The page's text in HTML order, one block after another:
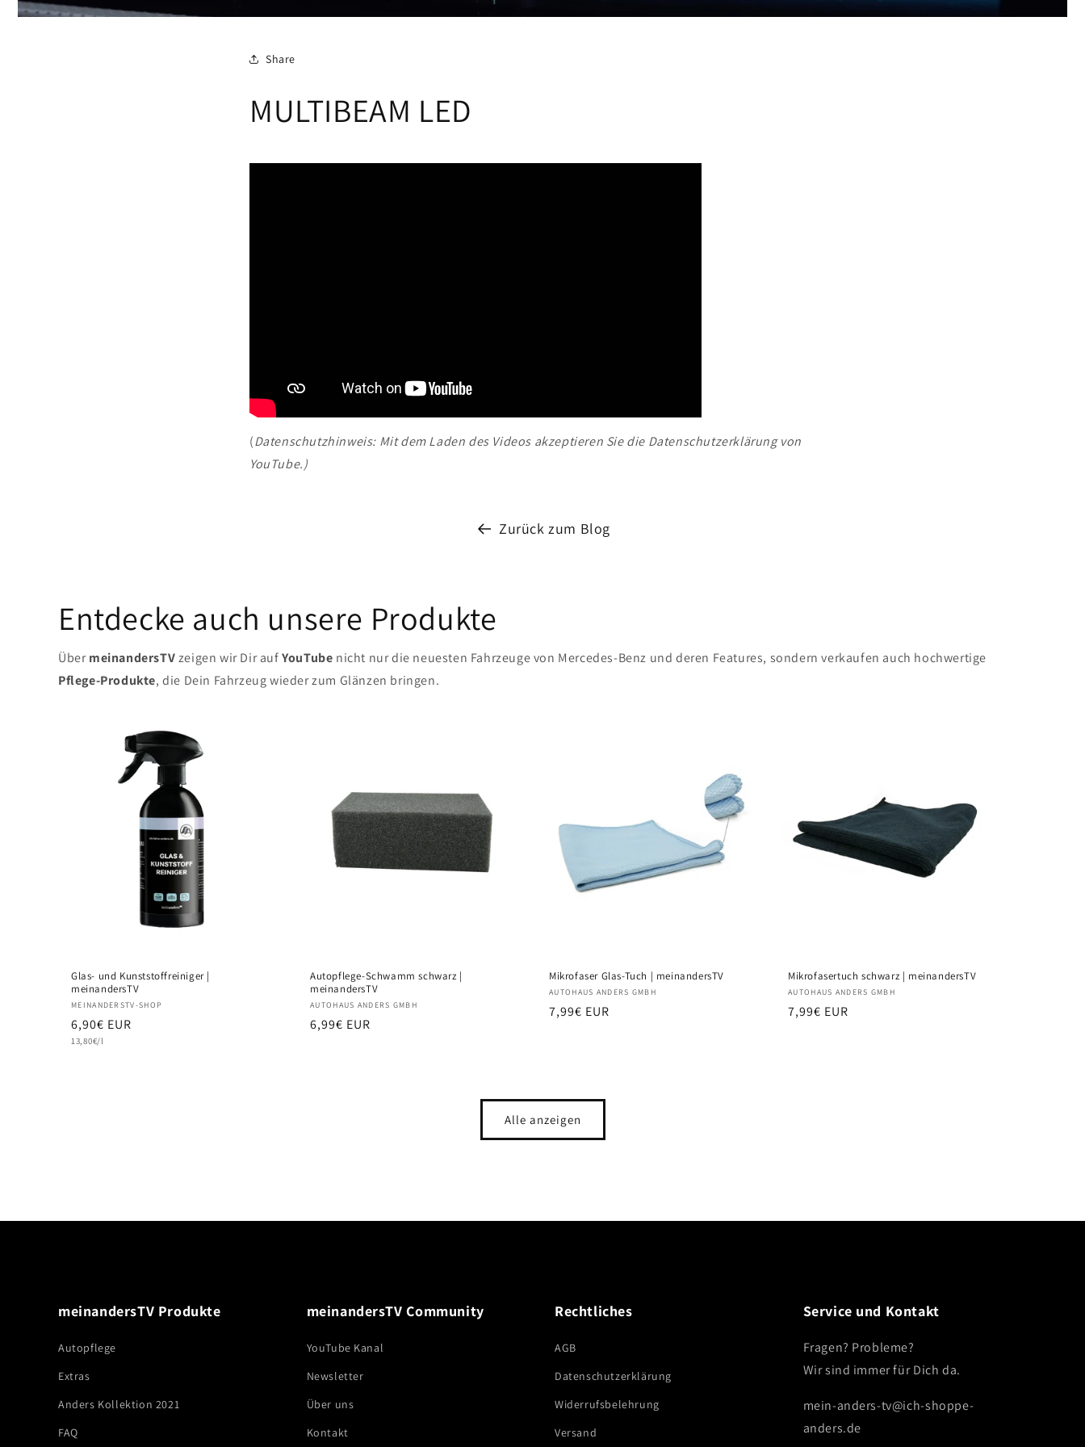
Share
MULTIBEAM LED
(Datenschutzhinweis: Mit dem Laden des Videos akzeptieren Sie die Datenschutzerklärung von
YouTube.)
Zurück zum Blog
Entdecke auch unsere Produkte
ÜbermeinandersTVzeigen wir Dir aufYouTube nicht nur die neuesten Fahrzeuge von Mercedes-Benz und deren Features, sondern verkaufen auch hochwertige
Pflege-Produkte, die Dein Fahrzeug wieder zum Glänzen bringen.
Glas- und Kunststoffreiniger |
meinandersTV
Anbieter:
MEINANDERSTV-SHOP
Normaler
Preis
6,90€ EUR
Grundpreis
13,80€/l
Autopflege-Schwamm schwarz |
meinandersTV
Anbieter:
AUTOHAUS ANDERS GMBH
Normaler
6,99€ EUR
Mikrofaser Glas-Tuch | meinandersTV
Anbieter:
AUTOHAUS ANDERS GMBH
Normaler
7,99€ EUR
Mikrofasertuch schwarz | meinandersTV
Anbieter:
AUTOHAUS ANDERS GMBH
Normaler
7,99€ EUR
Alle anzeigen
meinandersTV Produkte
Autopflege
Extras
Anders Kollektion 2021
FAQ
meinandersTV Community
YouTube Kanal
Newsletter
Über uns
Kontakt
Rechtliches
AGB
Datenschutzerklärung
Widerrufsbelehrung
Versand
Service und Kontakt
Fragen? Probleme?
Wir sind immer für Dich da.
mein-anders-tv@ich-shoppe-
anders.de